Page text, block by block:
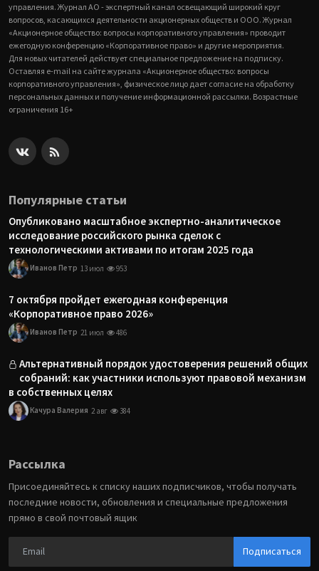
управления. Журнал АО - экспертный канал освещающий широкий круг
вопросов, касающихся деятельности акционерных обществ и ООО. Журнал
«Акционерное общество: вопросы корпоративного управления» проводит
ежегодную конференцию «Корпоративное право» и другие мероприятия.
Для новых читателей действует специальное предложение на подписку.
Оставляя e-mail на сайте журнала «Акционерное общество: вопросы
корпоративного управления», физическое лицо дает согласие на обработку
персональных данных и получение информационной рассылки. Возрастные
ограничения 16+
Популярные статьи
Опубликовано масштабное экспертно-аналитическое
исследование российского рынка сделок с
технологическими активами по итогам 2025 года
Иванов Петр 13 июл 953
7 октября пройдет ежегодная конференция
«Корпоративное право 2026»
Иванов Петр 21 июл 486
Альтернативный порядок удостоверения решений общих
собраний: как участники используют правовой механизм
в собственных целях
Качура Валерия 2 авг 384
Рассылка
Присоединяйтесь к списку наших подписчиков, чтобы получать
последние новости, обновления и специальные предложения
прямо в свой почтовый ящик
Подписаться